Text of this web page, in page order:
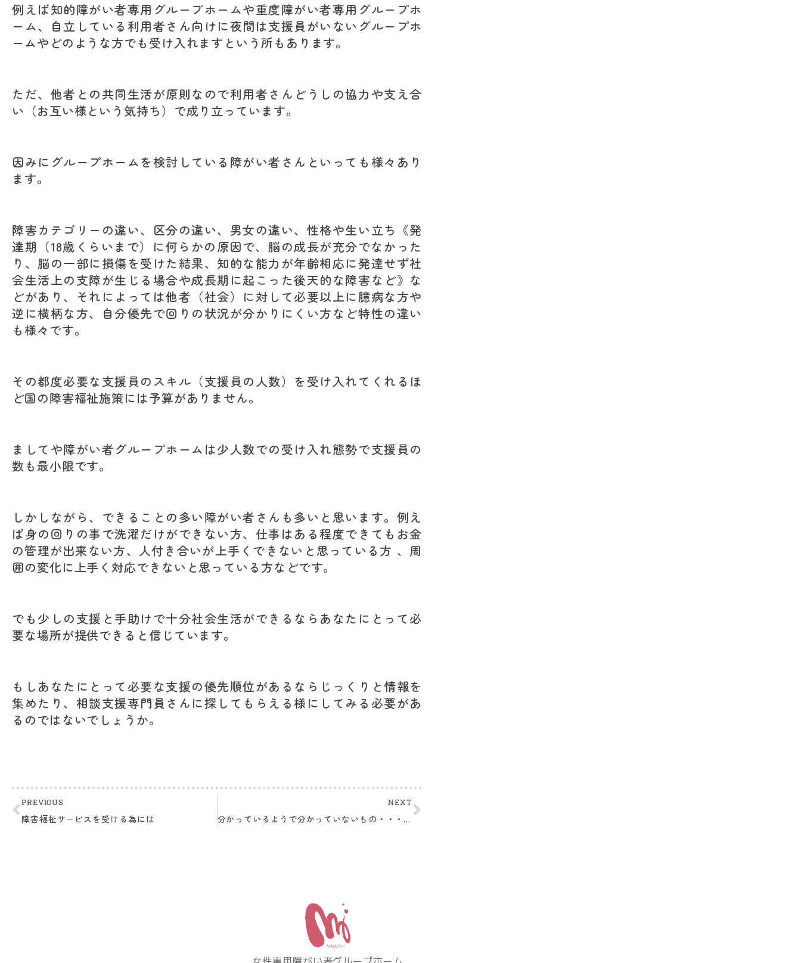
例えば知的障がい者専用グループホームや重度障がい者専用グループホ
ーム、自立している利用者さん向けに夜間は支援員がいないグループホ
ームやどのような方でも受け入れますという所もあります。
ただ、他者との共同生活が原則なので利用者さんどうしの協力や支え合
い（お互い様という気持ち）で成り立っています。
因みにグループホームを検討している障がい者さんといっても様々あり
ます。
障害カテゴリーの違い、区分の違い、男女の違い、性格や生い立ち《発
達期（18歳くらいまで）に何らかの原因で、脳の成長が充分でなかった
り、脳の一部に損傷を受けた結果、知的な能力が年齢相応に発達せず社
会生活上の支障が生じる場合や成長期に起こった後天的な障害など》な
どがあり、それによっては他者（社会）に対して必要以上に臆病な方や
逆に横柄な方、自分優先で回りの状況が分かりにくい方など特性の違い
も様々です。
その都度必要な支援員のスキル（支援員の人数）を受け入れてくれるほ
ど国の障害福祉施策には予算がありません。
ましてや障がい者グループホームは少人数での受け入れ態勢で支援員の
数も最小限です。
しかしながら、できることの多い障がい者さんも多いと思います。例え
ば身の回りの事で洗濯だけができない方、仕事はある程度できてもお金
の管理が出来ない方、人付き合いが上手くできないと思っている方 、周
囲の変化に上手く対応できないと思っている方などです。
でも少しの支援と手助けで十分社会生活ができるならあなたにとって必
要な場所が提供できると信じています。
もしあなたにとって必要な支援の優先順位があるならじっくりと情報を
集めたり、相談支援専門員さんに探してもらえる様にしてみる必要があ
るのではないでしょうか。
PREVIOUS
障害福祉サービスを受ける為には
NEXT
分かっているようで分かっていないもの・・・「自立ってどんな状態かな？」